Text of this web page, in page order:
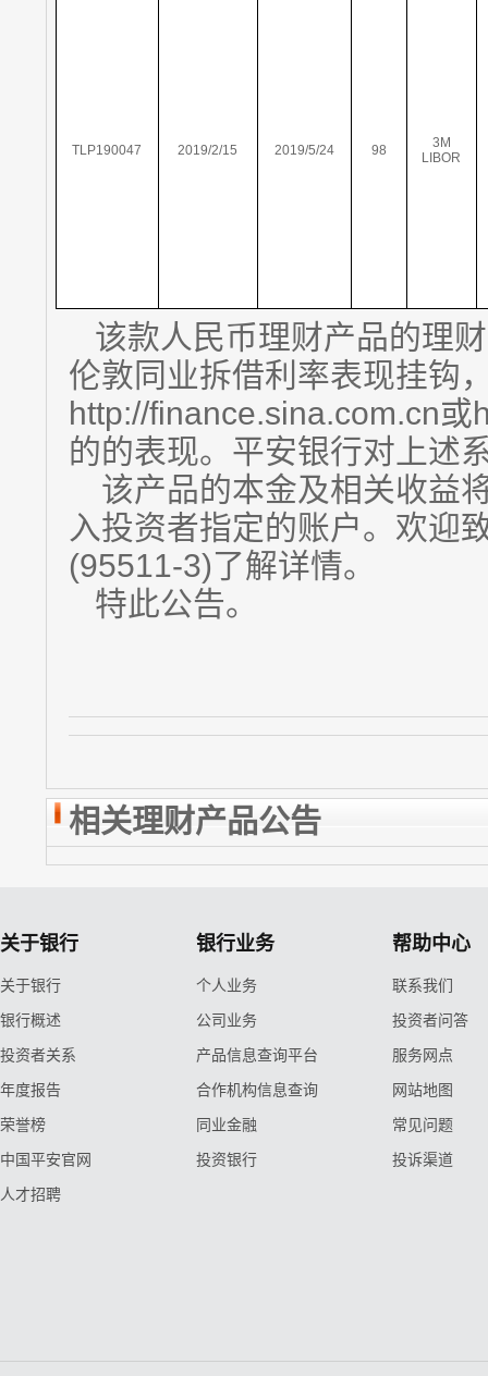
TLP190047 2019/2/15 2019/5/24 98
3M
LIBOR
该款人民币理财产品的理
伦敦同业拆借利率表现挂钩
http://finance.sina.com.cn
的的表现。平安银行对上述
该产品的本金及相关收益
入投资者指定的账户。欢迎
(95511-3)了解详情。
特此公告。
相关理财产品公告
关于银行
关于银行
银行概述
投资者关系
年度报告
荣誉榜
中国平安官网
人才招聘
银行业务
个人业务
公司业务
产品信息查询平台
合作机构信息查询
同业金融
投资银行
帮助中心
联系我们
投资者问答
服务网点
网站地图
常见问题
投诉渠道